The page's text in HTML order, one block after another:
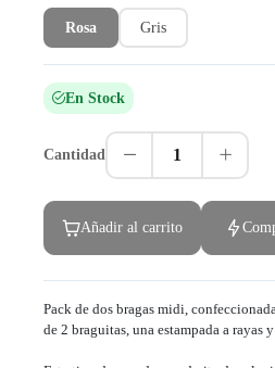
Rosa Gris
En Stock
Cantidad 1
Añadir al carrito
Pack de dos bragas midi,
de 2 braguitas, una estampada a